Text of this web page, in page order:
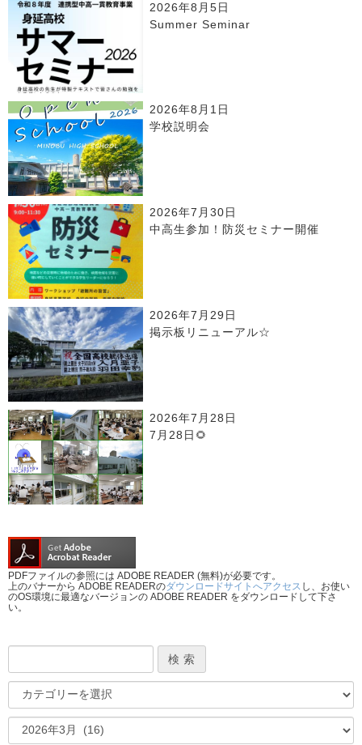
2026年8月5日
Summer Seminar
2026年8月1日
学校説明会
2026年7月30日
中高生参加！防災セミナー開催
2026年7月29日
掲示板リニューアル☆
2026年7月28日
7月28日🌻
PDFファイルの参照には ADOBE READER (無料)が必要です。
上のバナーから ADOBE READERのダウンロードサイトへアクセス し、お使い
のOS環境に最適なバージョンの ADOBE READER をダウンロードして下さ
い。